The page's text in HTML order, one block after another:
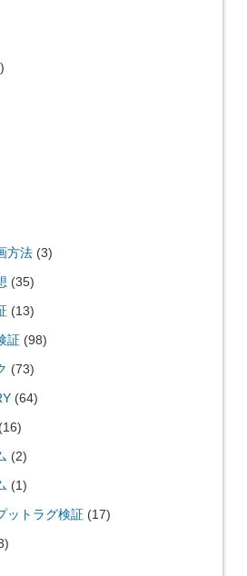
方法(3)
(35)
(13)
証 (98)
(73)
(64)
(16)
(2)
(1)
ットラグ検証 (17)